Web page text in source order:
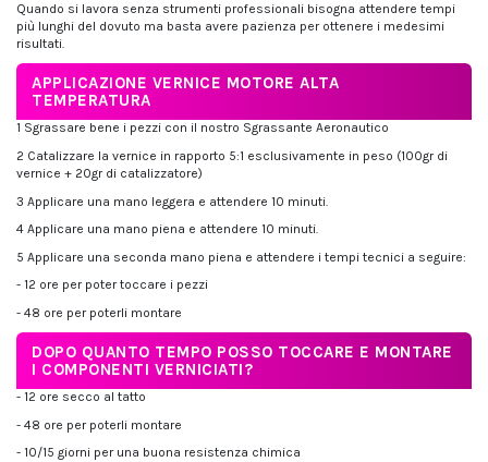
Quando si lavora senza strumenti professionali bisogna attendere tempi
più lunghi del dovuto ma basta avere pazienza per ottenere i medesimi
risultati.
APPLICAZIONE VERNICE MOTORE ALTA
TEMPERATURA
1 Sgrassare bene i pezzi con il nostro Sgrassante Aeronautico
2 Catalizzare la vernice in rapporto 5:1 esclusivamente in peso (100gr di
vernice + 20gr di catalizzatore)
3 Applicare una mano leggera e attendere 10 minuti.
4 Applicare una mano piena e attendere 10 minuti.
5 Applicare una seconda mano piena e attendere i tempi tecnici a seguire:
- 12 ore per poter toccare i pezzi
- 48 ore per poterli montare
DOPO QUANTO TEMPO POSSO TOCCARE E MONTARE
I COMPONENTI VERNICIATI?
- 12 ore secco al tatto
- 48 ore per poterli montare
- 10/15 giorni per una buona resistenza chimica